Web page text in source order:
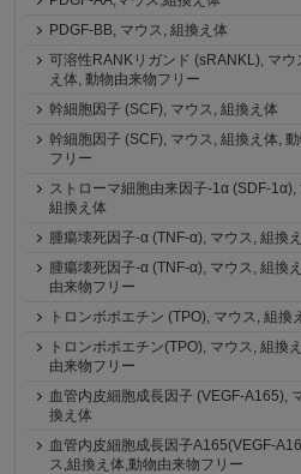
PDGF-BB, マウス, 組換え体
可溶性RANKリガンド (sRANKL), マウ
え体, 動物由来物フリー
幹細胞因子 (SCF), マウス, 組換え体
幹細胞因子 (SCF), マウス, 組換え体,
フリー
ストローマ細胞由来因子-1α (SDF-1α),
組換え体
腫瘍壊死因子-α (TNF-α), マウス, 組換
腫瘍壊死因子-α (TNF-α), マウス, 組換
由来物フリー
トロンボポエチン (TPO), マウス, 組換
トロンボポエチン(TPO), マウス, 組換
由来物フリー
血管内皮細胞成長因子 (VEGF-A165),
換え体
血管内皮細胞成長因子A165(VEGF-
ス,組換え体,動物由来物フリー